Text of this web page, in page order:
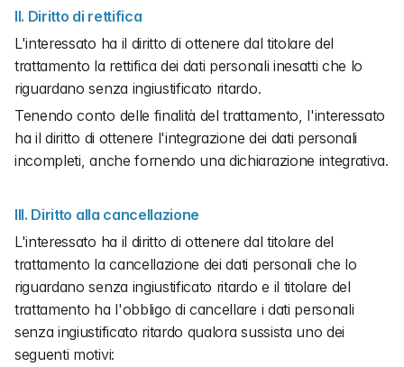
II. Diritto di rettifica
L'interessato ha il diritto di ottenere dal titolare del
trattamento la rettifica dei dati personali inesatti che lo
riguardano senza ingiustificato ritardo.
Tenendo conto delle finalità del trattamento, l'interessato
ha il diritto di ottenere l'integrazione dei dati personali
incompleti, anche fornendo una dichiarazione integrativa.
III. Diritto alla cancellazione
L'interessato ha il diritto di ottenere dal titolare del
trattamento la cancellazione dei dati personali che lo
riguardano senza ingiustificato ritardo e il titolare del
trattamento ha l'obbligo di cancellare i dati personali
senza ingiustificato ritardo qualora sussista uno dei
seguenti motivi: